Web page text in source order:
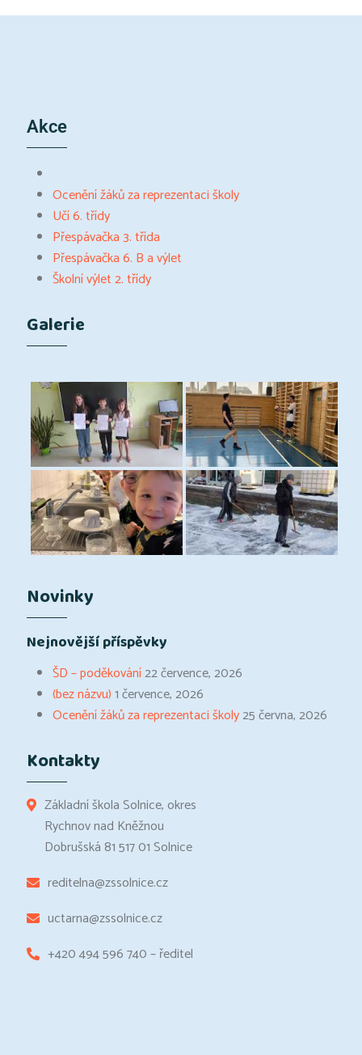
Akce
Ocenění žáků za reprezentaci školy
Učí 6. třídy
Přespávačka 3. třída
Přespávačka 6. B a výlet
Školní výlet 2. třídy
Galerie
Novinky
Nejnovější příspěvky
ŠD – poděkování22 července, 2026
(bez názvu)1 července, 2026
Ocenění žáků za reprezentaci školy25 června, 2026
Kontakty
Základní škola Solnice, okres
Rychnov nad Kněžnou
Dobrušská 81 517 01 Solnice
reditelna@zssolnice.cz
uctarna@zssolnice.cz
+420 494 596 740 – ředitel